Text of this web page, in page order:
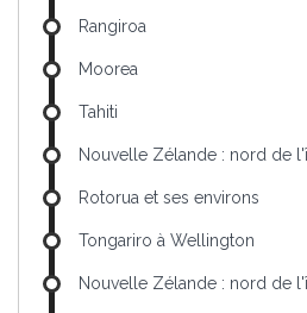
Rangiroa
Moorea
Tahiti
Nouvelle Zélande : nord de
Rotorua et ses environs
Tongariro à Wellington
Nouvelle Zélande : nord de